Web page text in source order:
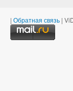
| Обратная связь |